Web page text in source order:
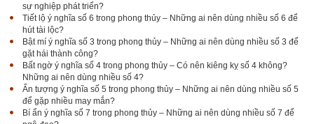
sự nghiệp phát triển?
Tiết lộ ý nghĩa số 6 trong phong thủy – Những ai nên dùng nhiều số 6 để
hút tài lộc?
Bật mí ý nghĩa số 3 trong phong thủy – Những ai nên dùng nhiều số 3 để
gặt hái thành công?
Bất ngờ ý nghĩa số 4 trong phong thủy – Có nên kiêng kỵ số 4 không?
Những ai nên dùng nhiều số 4?
Ấn tượng ý nghĩa số 5 trong phong thủy – Những ai nên dùng nhiều số 5
để gặp nhiều may mắn?
Bí ẩn ý nghĩa số 7 trong phong thủy – Những ai nên dùng nhiều số 7 để